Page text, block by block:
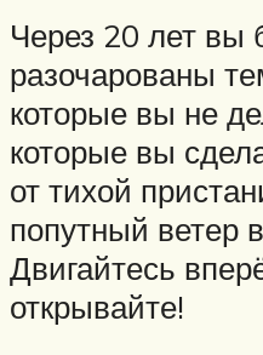
Через 20 лет вы
разочарованы
которые вы не
которые вы
от тихой
попутный ветер
Двигайтесь
открывайте!